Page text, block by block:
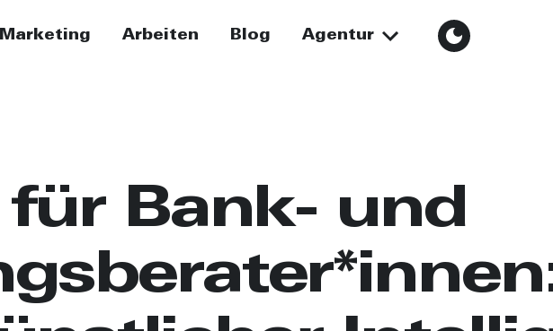
Arbeiten Blog Agentur
für Bank- und